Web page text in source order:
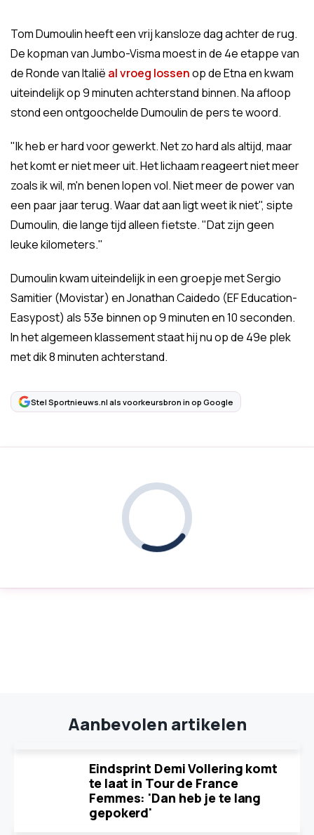
Tom Dumoulin heeft een vrij kansloze dag achter de rug.
De kopman van Jumbo-Visma moest in de 4e etappe van
de Ronde van Italië al vroeg lossenop de Etna en kwam
uiteindelijk op 9 minuten achterstand binnen. Na afloop
stond een ontgoochelde Dumoulin de pers te woord.
"Ik heb er hard voor gewerkt. Net zo hard als altijd, maar
het komt er niet meer uit. Het lichaam reageert niet meer
zoals ik wil, m'n benen lopen vol. Niet meer de power van
een paar jaar terug. Waar dat aan ligt weet ik niet", sipte
Dumoulin, die lange tijd alleen fietste. "Dat zijn geen
leuke kilometers."
Dumoulin kwam uiteindelijk in een groepje met Sergio
Samitier (Movistar) en Jonathan Caidedo (EF Education-
Easypost) als 53e binnen op 9 minuten en 10 seconden.
In het algemeen klassement staat hij nu op de 49e plek
met dik 8 minuten achterstand.
Stel Sportnieuws.nl als voorkeursbron in op Google
Aanbevolen artikelen
Eindsprint Demi Vollering komt
te laat in Tour de France
Femmes: 'Dan heb je te lang
gepokerd'